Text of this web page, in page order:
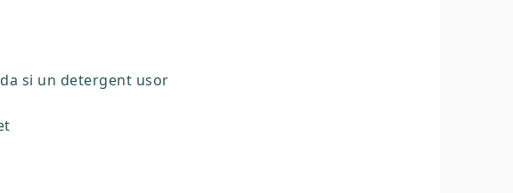
si un detergent usor